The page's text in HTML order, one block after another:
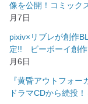
像を公開！コミック
月7日
pixiv×リブレが創作
定!! ビーボーイ創作
月6日
『黄昏アウトフォ
ドラマCDから続投